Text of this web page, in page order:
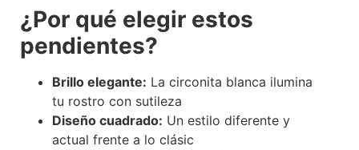
¿Por qué elegir estos
pendientes?
Brillo elegante: La circonita blanca ilumina
tu rostro con sutileza
Diseño cuadrado: Un estilo diferente y
actual frente a lo clásic